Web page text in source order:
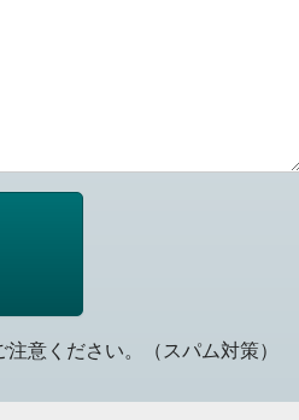
意ください。（スパム対策）